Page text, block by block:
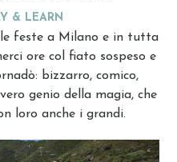
& LEARN
feste a Milano e in tutta
ore col fiato sospeso e
bizzarro, comico,
genio della magia, che
loro anche i grandi.